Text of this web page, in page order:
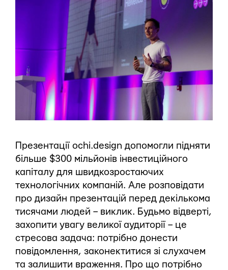
Презентації ochi.design допомогли підняти
більше $300 мільйонів інвестиційного
капіталу для швидкозростаючих
технологічних компаній. Але розповідати
про дизайн презентацій перед декількома
тисячами людей – виклик. Будьмо відверті,
захопити увагу великої аудиторії – це
стресова задача: потрібно донести
повідомлення, законектитися зі слухачем
та залишити враження. Про що потрібно